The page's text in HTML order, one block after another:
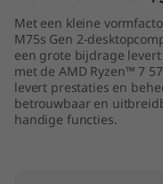
A
M
D
Met een kleine
M75s Gen 2-
een grote bijdrage
met de AMD Ryzen™ 7
levert prestaties en
betrouwbaar en
handige functies.